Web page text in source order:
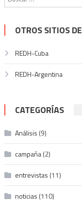
OTROS SITIOS
REDH-Cuba
REDH-Argentina
CATEGORÍAS
Análisis (9)
campaña(2)
entrevistas (11)
noticias (110)